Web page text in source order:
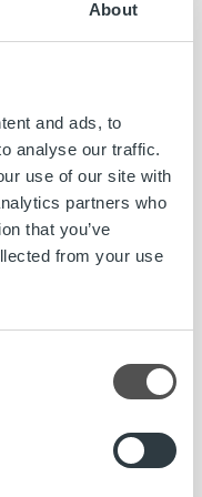
About
and ads, to
analyse our traffic.
use of our site with
partners who
that you’ve
from your use
hallinta) ja ISAE
maksujen käsittelyn
saavutettavuutta ja
Ei
jotka olisivat
raportointi
huomioitu:Tuki
on otettu